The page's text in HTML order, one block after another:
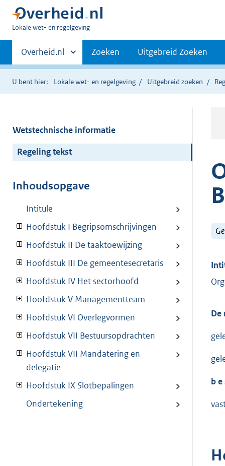
U
hier:
Lokale wet- en regelgeving
Primaire
navigatie
Andere
sites
binnen
Overheid.nl Zoeken Uitgebreid Zoeken
U bent hier: Lokale wet- en regelgeving Uitgebreid zoeken
Wetstechnische informatie
Regeling tekst
Inhoudsopgave
Intitule
Hoofdstuk I Begripsomschrijvingen
Hoofdstuk II De taaktoewijzing
Hoofdstuk III De gemeentesecretaris
Hoofdstuk IV Het sectorhoofd
Hoofdstuk V Managementteam
Hoofdstuk VI Overlegvormen
Hoofdstuk VII Bestuursopdrachten
Hoofdstuk VII Mandatering en
delegatie
Hoofdstuk IX Slotbepalingen
Ondertekening
De
b e